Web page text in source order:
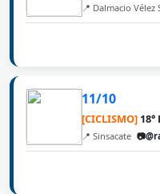
📍 Dalmacio Vélez
11/10
[CICLISMO] 18°
📍 Sinsacate